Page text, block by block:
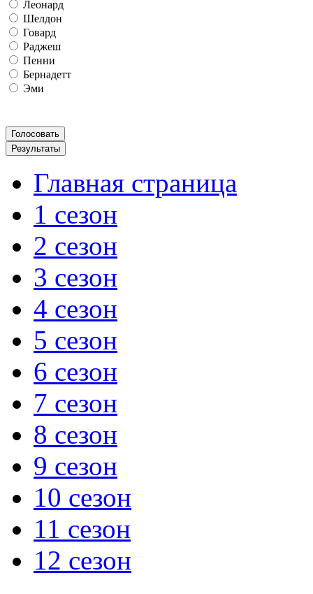
Леонард
Шелдон
Говард
Раджеш
Пенни
Бернадетт
Эми
Главная страница
1 сезон
2 сезон
3 сезон
4 сезон
5 сезон
6 сезон
7 сезон
8 сезон
9 сезон
10 сезон
11 сезон
12 сезон